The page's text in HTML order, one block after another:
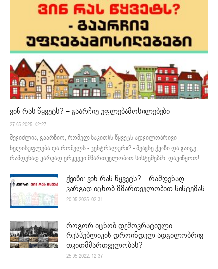
ვინ რას წყვეტს? – გაარჩიე უფლებამოსილებები
27.05.2025. 02:27
შეგიძლია, გაარჩიო, რომელ საკითხს წყვეტს ადგილობრივი
ხელისუფლება და რომელს - ცენტრალური? - შეავსე ქვიზი და გაიგე,
რამდენად კარგად ერკვევი მმართველობით სისტემებში. დავიწყოთ!
ქვიზი: ვინ რას წყვეტს? – რამდენად
კარგად იცნობ მმართველობით სისტემას
20.05.2025. 02:31
როგორ იცნობ დემოკრატიული
რესპუბლიკის დროინდელ ადგილობრივ
თვითმმართველობას?
25.05.2022. 12:37